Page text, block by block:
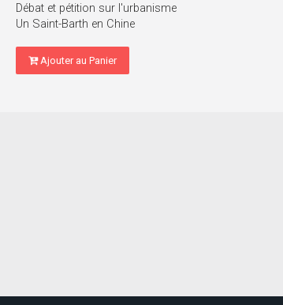
Débat et pétition sur l'urbanisme
Un Saint-Barth en Chine
Ajouter au Panier